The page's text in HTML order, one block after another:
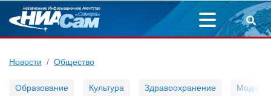
Новости Общество
Образование Культура Здравоохранение Мода